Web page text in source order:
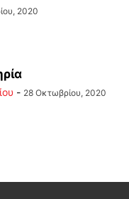
2020
- 28 Οκτωβρίου, 2020